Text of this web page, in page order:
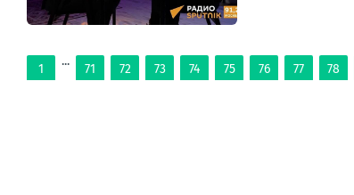
1
...
71 72 73 74 75 76 77 78